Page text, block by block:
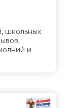
школьных
и